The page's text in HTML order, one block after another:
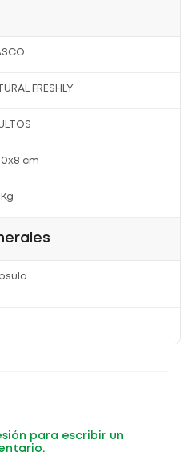
FRESHLY
cm
para escribir un